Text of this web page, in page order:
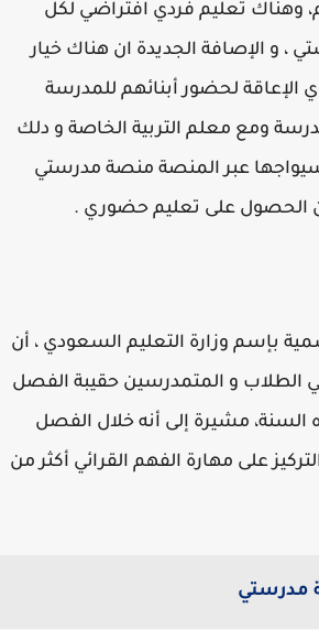
وهناك تعليم فردي افتراضي لكل
الإصافة الجديدة ان هناك خيار
لحضور أبنائهم للمدرسة
ومع معلم التربية الخاصة و دلك
عبر المنصة منصة مدرستي
على تعليم حضوري .
وزارة التعليم السعودي ، أن
و المتمدرسين حقيبة الفصل
مشيرة إلى أنه خلال الفصل
على مهارة الفهم القرائي أكثر من